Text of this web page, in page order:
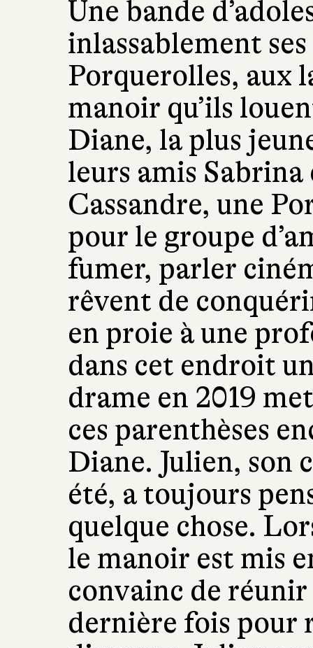
Une bande
inlassablement ses
Porquerolles, aux
manoir qu’ils
Diane, la plus
leurs amis
Cassandre, une
pour le groupe
fumer, parler
rêvent de
en proie à une
dans cet endroit
drame en 2019
ces parenthèses
Diane. Julien, son
été, a toujours
quelque chose.
le manoir est mis
convainc de
dernière fois pour